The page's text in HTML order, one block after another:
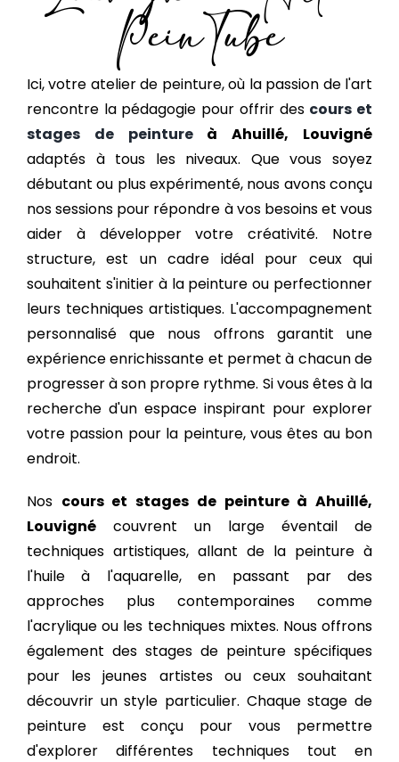
PeinTube
Ici, votre atelier de peinture, où la passion de l'art
rencontre la pédagogie pour offrir des cours et
stages de peintureà Ahuillé, Louvigné
adaptés à tous les niveaux. Que vous soyez
débutant ou plus expérimenté, nous avons conçu
nos sessions pour répondre à vos besoins et vous
aider à développer votre créativité. Notre
structure, est un cadre idéal pour ceux qui
souhaitent s'initier à la peinture ou perfectionner
leurs techniques artistiques. L'accompagnement
personnalisé que nous offrons garantit une
expérience enrichissante et permet à chacun de
progresser à son propre rythme. Si vous êtes à la
recherche d'un espace inspirant pour explorer
votre passion pour la peinture, vous êtes au bon
endroit.
Nos cours et stages de peinture à Ahuillé,
Louvignécouvrent un large éventail de
techniques artistiques, allant de la peinture à
l'huile à l'aquarelle, en passant par des
approches plus contemporaines comme
l'acrylique ou les techniques mixtes. Nous offrons
également des stages de peinture spécifiques
pour les jeunes artistes ou ceux souhaitant
découvrir un style particulier. Chaque stage de
peinture est conçu pour vous permettre
d'explorer différentes techniques tout en